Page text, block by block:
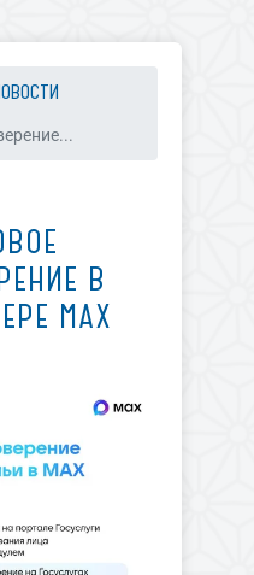
В
МАХ